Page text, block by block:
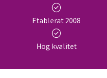
check_circle
Etablerat 2008
check_circle
Hög kvalitet